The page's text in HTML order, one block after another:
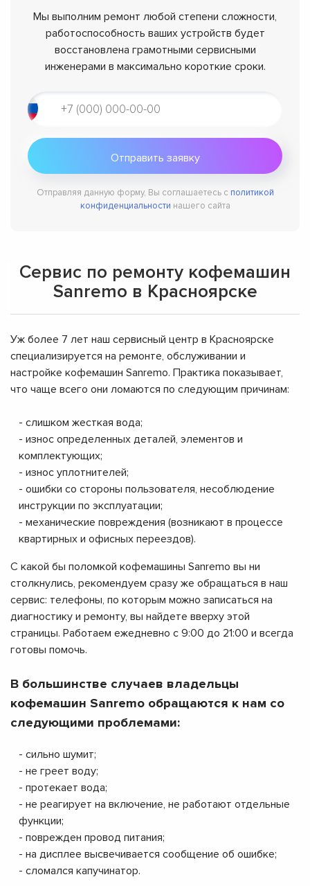
Мы выполним ремонт любой степени сложности,
работоспособность ваших устройств будет
восстановлена грамотными сервисными
инженерами в максимально короткие сроки.
Отправляя данную форму, Вы соглашаетесь с политикой
конфиденциальности нашего сайта
Сервис по ремонту кофемашин
Sanremo в Красноярске
Уж более 7 лет наш сервисный центр в Красноярске
специализируется на ремонте, обслуживании и
настройке кофемашин Sanremo. Практика показывает,
что чаще всего они ломаются по следующим причинам:
- слишком жесткая вода;
- износ определенных деталей, элементов и
комплектующих;
- износ уплотнителей;
- ошибки со стороны пользователя, несоблюдение
инструкции по эксплуатации;
- механические повреждения (возникают в процессе
квартирных и офисных переездов).
С какой бы поломкой кофемашины Sanremo вы ни
столкнулись, рекомендуем сразу же обращаться в наш
сервис: телефоны, по которым можно записаться на
диагностику и ремонту, вы найдете вверху этой
страницы. Работаем ежедневно с 9:00 до 21:00 и всегда
готовы помочь.
В большинстве случаев владельцы
кофемашин Sanremo обращаются к нам со
следующими проблемами:
- сильно шумит;
- не греет воду;
- протекает вода;
- не реагирует на включение, не работают отдельные
функции;
- поврежден провод питания;
- на дисплее высвечивается сообщение об ошибке;
- сломался капучинатор.